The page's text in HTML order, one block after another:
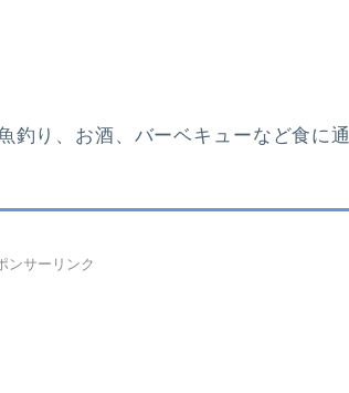
釣り、お酒、バーベキューなど食に通
ンサーリンク